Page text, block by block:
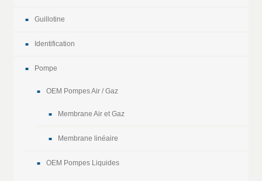
Guillotine
Identification
Pompe
OEM Pompes Air / Gaz
Membrane Air et Gaz
Membrane linéaire
OEM Pompes Liquides